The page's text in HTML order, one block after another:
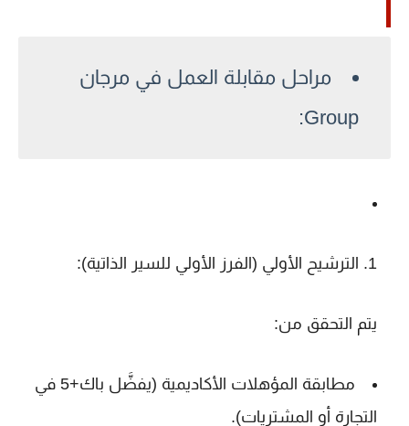
مراحل مقابلة العمل في مرجان
Group:
1. الترشيح الأولي (الفرز الأولي للسير الذاتية):
يتم التحقق من:
مطابقة المؤهلات الأكاديمية
(يفضَّل باك+5 في
التجارة أو المشتريات).